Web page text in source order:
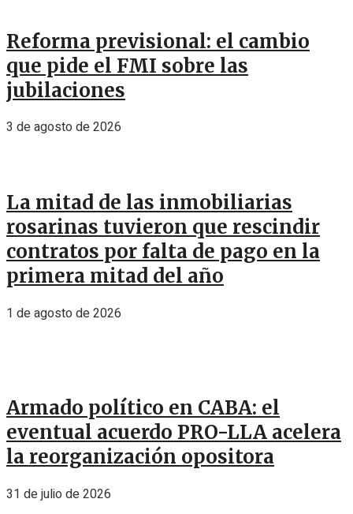
Reforma previsional: el cambio
que pide el FMI sobre las
jubilaciones
3 de agosto de 2026
La mitad de las inmobiliarias
rosarinas tuvieron que rescindir
contratos por falta de pago en la
primera mitad del año
1 de agosto de 2026
Armado político en CABA: el
eventual acuerdo PRO-LLA acelera
la reorganización opositora
31 de julio de 2026